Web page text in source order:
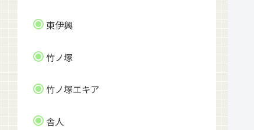
東伊興
竹ノ塚
竹ノ塚エキア
舎人